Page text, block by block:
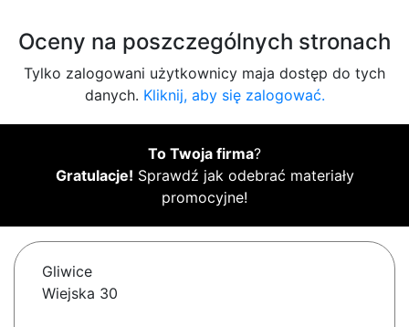
Oceny na poszczególnych stronach
Tylko zalogowani użytkownicy maja dostęp do tych
danych. Kliknij, aby się zalogować.
To Twoja firma?
Gratulacje! Sprawdź jak odebrać materiały
promocyjne!
Gliwice
Wiejska 30